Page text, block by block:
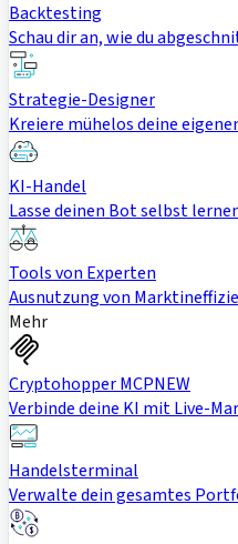
Backtesting
Schau dir an, wie du
Strategie-Designer
Kreiere mühelos deine
KI-Handel
Lasse deinen Bot selbst
Tools von Experten
Ausnutzung von
Mehr
Cryptohopper MCPNEW
Verbinde deine KI mit Live-
Handelsterminal
Verwalte dein gesamtes